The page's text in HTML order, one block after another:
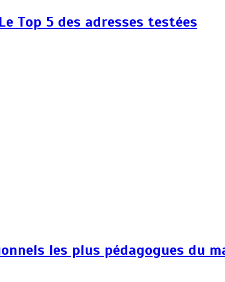
Top 5 des adresses testées
les plus pédagogues du